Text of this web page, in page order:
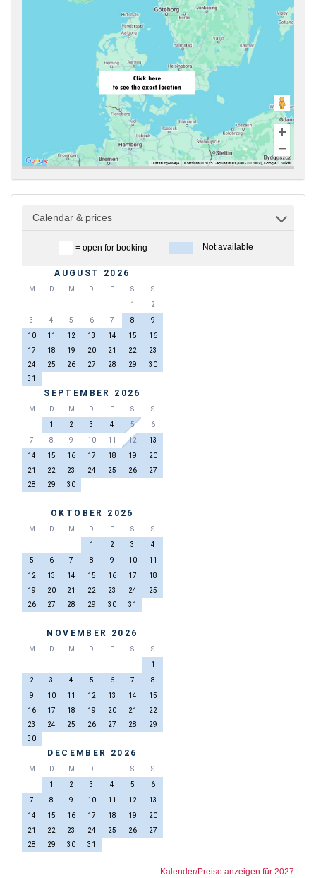
Calendar & prices
= open for booking = Not available
AUGUST 2026
M D M D F S
S
1
2
3
4 5 6 7 8
9
10
11 12 13 14 15
16
17
18 19 20 21 22
23
24
25 26 27 28 29
30
31
SEPTEMBER 2026
M D M D F S
S
1
2 3 4 5
6
7
8 9 10 11 12
13
14
15 16 17 18 19
20
21
22 23 24 25 26
27
28
29 30
OKTOBER 2026
M D M D F S
S
1
2 3
4
5
6 7 8 9 10
11
12
13 14 15 16 17
18
19
20 21 22 23 24
25
26
27 28 29 30 31
NOVEMBER 2026
M D M D F S
S
1
2
3 4 5 6 7
8
9
10 11 12 13 14
15
16
17 18 19 20 21
22
23
24 25 26 27 28
29
30
DECEMBER 2026
M D M D F S
S
1
2 3 4 5
6
7
8 9 10 11 12
13
14
15 16 17 18 19
20
21
22 23 24 25 26
27
28
29 30 31
Kalender/Preise anzeigen für 2027